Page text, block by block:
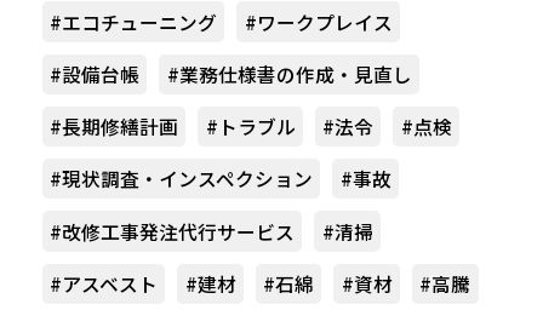
#エコチューニング
#ワークプレイス
#設備台帳
#業務仕様書の作成・見直し
#長期修繕計画
#トラブル #法令
#点検
#現状調査・インスペクション
#事故
#改修工事発注代行サービス
#清掃
#アスベスト
#建材 #石綿 #資材 #高騰